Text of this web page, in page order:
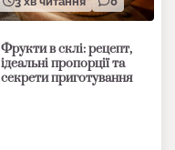
Фрукти в склі: рецепт,
ідеальні пропорції та
секрети приготування